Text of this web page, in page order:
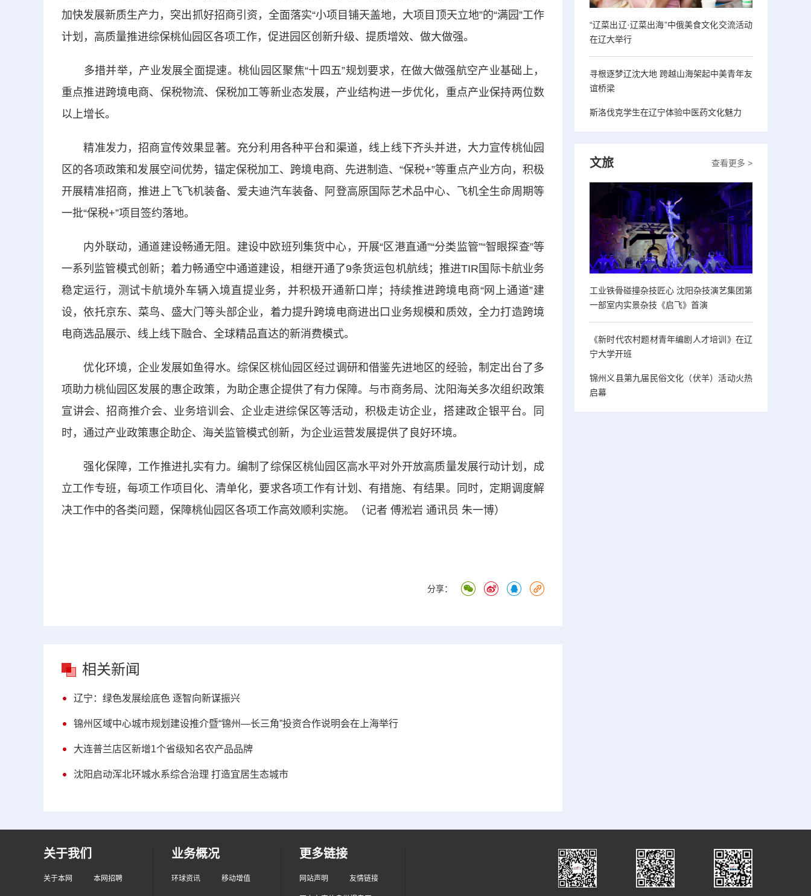
加快发展新质生产力，突出抓好招商引资，全面落实“小项目铺天盖地，大项目顶天立地”的“满园”工作
计划，高质量推进综保桃仙园区各项工作，促进园区创新升级、提质增效、做大做强。
多措并举，产业发展全面提速。桃仙园区聚焦“十四五”规划要求，在做大做强航空产业基础上，
重点推进跨境电商、保税物流、保税加工等新业态发展，产业结构进一步优化，重点产业保持两位数
以上增长。
精准发力，招商宣传效果显著。充分利用各种平台和渠道，线上线下齐头并进，大力宣传桃仙园
区的各项政策和发展空间优势，锚定保税加工、跨境电商、先进制造、“保税+”等重点产业方向，积极
开展精准招商，推进上飞飞机装备、爱夫迪汽车装备、阿登高原国际艺术品中心、飞机全生命周期等
一批“保税+”项目签约落地。
内外联动，通道建设畅通无阻。建设中欧班列集货中心，开展“区港直通”“分类监管”“智眼探查”等
一系列监管模式创新；着力畅通空中通道建设，相继开通了9条货运包机航线；推进TIR国际卡航业务
稳定运行，测试卡航境外车辆入境直提业务，并积极开通新口岸；持续推进跨境电商“网上通道”建
设，依托京东、菜鸟、盛大门等头部企业，着力提升跨境电商进出口业务规模和质效，全力打造跨境
电商选品展示、线上线下融合、全球精品直达的新消费模式。
优化环境，企业发展如鱼得水。综保区桃仙园区经过调研和借鉴先进地区的经验，制定出台了多
项助力桃仙园区发展的惠企政策，为助企惠企提供了有力保障。与市商务局、沈阳海关多次组织政策
宣讲会、招商推介会、业务培训会、企业走进综保区等活动，积极走访企业，搭建政企银平台。同
时，通过产业政策惠企助企、海关监管模式创新，为企业运营发展提供了良好环境。
强化保障，工作推进扎实有力。编制了综保区桃仙园区高水平对外开放高质量发展行动计划，成
立工作专班，每项工作项目化、清单化，要求各项工作有计划、有措施、有结果。同时，定期调度解
决工作中的各类问题，保障桃仙园区各项工作高效顺利实施。（记者 傅淞岩 通讯员 朱一博）
分享：
相关新闻
辽宁：绿色发展绘底色 逐智向新谋振兴
锦州区域中心城市规划建设推介暨“锦州—长三角”投资合作说明会在上海举行
大连普兰店区新增1个省级知名农产品品牌
沈阳启动浑北环城水系综合治理 打造宜居生态城市
“辽菜出辽·辽菜出海”中俄美食文化交流活动
在辽大举行
寻根逐梦辽沈大地 跨越山海架起中美青年友
谊桥梁
斯洛伐克学生在辽宁体验中医药文化魅力
查看更多 >
文旅
工业铁骨碰撞杂技匠心 沈阳杂技演艺集团第
一部室内实景杂技《启飞》首演
《新时代农村题材青年编剧人才培训》在辽
宁大学开班
锦州义县第九届民俗文化（伏羊）活动火热
启幕
关于我们
关于本网 本网招聘
业务概况
环球资讯 移动增值
更多链接
网站声明 友情链接